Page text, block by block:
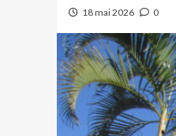
18 mai 2026 0